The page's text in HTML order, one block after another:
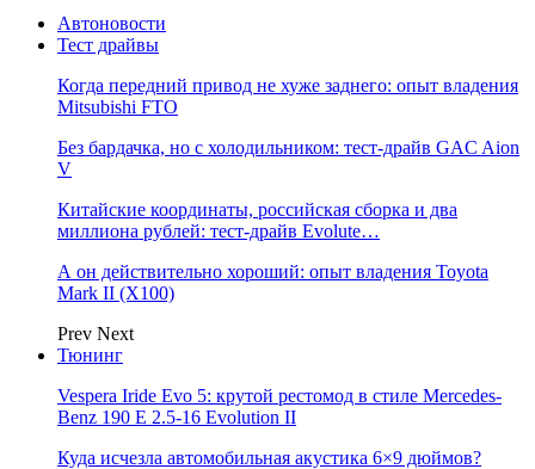
Автоновости
Тест драйвы
Когда передний привод не хуже заднего: опыт владения
Mitsubishi FTO
Без бардачка, но с холодильником: тест-драйв GAC Aion
V
Китайские координаты, российская сборка и два
миллиона рублей: тест-драйв Evolute…
А он действительно хороший: опыт владения Toyota
Mark II (Х100)
Prev Next
Тюнинг
Vespera Iride Evo 5: крутой рестомод в стиле Mercedes-
Benz 190 E 2.5-16 Evolution II
Куда исчезла автомобильная акустика 6×9 дюймов?